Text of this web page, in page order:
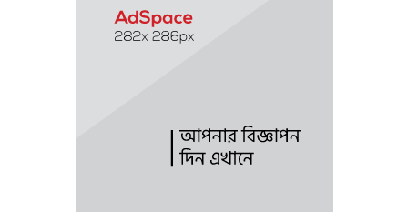
পে স্কেল নিয়ে বড় সুখবর, ফাইল উঠছে মন্ত্রিসভায়